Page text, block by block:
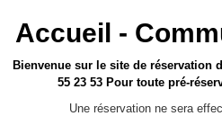
Accueil -
Bienvenue sur le sitede réservation
55 23 53 Pour toute pré-
Une réservation ne sera